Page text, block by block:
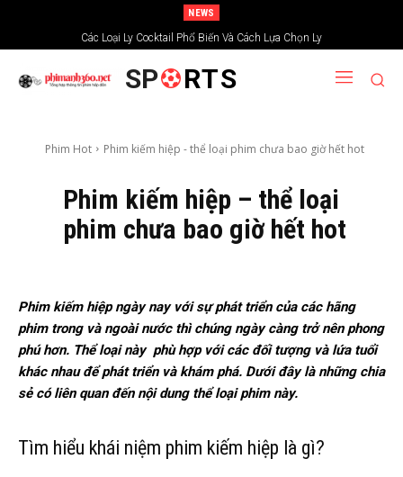
NEWS
Các Loại Ly Cocktail Phổ Biến Và Cách Lựa Chọn Ly
Xem phim trải nghiệm tại kênh truyền hình chiếu phim Ấn Độ
SP RTS
Phim Hot Phim kiếm hiệp - thể loại phim chưa bao giờ hết hot
Phim kiếm hiệp – thể loại
phim chưa bao giờ hết hot
Phim kiếm hiệp ngày nay với sự phát triển của các hãng
phim trong và ngoài nước thì chúng ngày càng trở nên phong
phú hơn. Thể loại này phù hợp với các đối tượng và lứa tuổi
khác nhau để phát triển và khám phá. Dưới đây là những chia
sẻ có liên quan đến nội dung thể loại phim này.
Tìm hiểu khái niệm phim kiếm hiệp là gì?